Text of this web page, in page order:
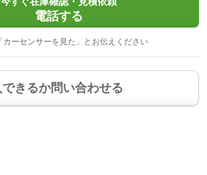
電話する
ーセンサーを見た」とお伝えください
きるか問い合わせる
する際に自動入力されます
日で破棄されます
はい